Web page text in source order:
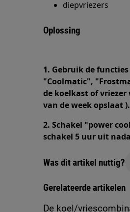
diepvriezers
Oplossing
1. Gebruik de
"Coolmatic",
de koelkast of vriezer
van de week opslaat ).
2. Schakel "power
schakel 5 uur uit
Was dit artikel nuttig?
Gerelateerde artikelen
De koel/